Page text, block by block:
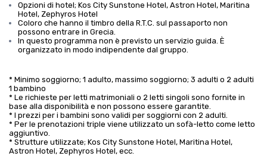
Opzioni di hotel; Kos City Sunstone Hotel, Astron Hotel, Maritina
Hotel, Zephyros Hotel
Coloro che hanno il timbro della R.T.C. sul passaporto non
possono entrare in Grecia.
In questo programma non è previsto un servizio guida. È
organizzato in modo indipendente dal gruppo.
* Minimo soggiorno; 1 adulto, massimo soggiorno; 3 adulti o 2 adulti
1 bambino
* Le richieste per letti matrimoniali o 2 letti singoli sono fornite in
base alla disponibilità e non possono essere garantite.
* I prezzi per i bambini sono validi per soggiorni con 2 adulti.
* Per le prenotazioni triple viene utilizzato un sofà-letto come letto
aggiuntivo.
* Strutture utilizzate; Kos City Sunstone Hotel, Maritina Hotel,
Astron Hotel, Zephyros Hotel, ecc.